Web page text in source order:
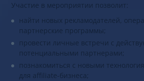
Участие в мероприятии позволит:
найти новых рекламодателей,
партнерские программы;
провести личные встречи с
потенциальными партнерами;
познакомиться с новыми
для affiliate-бизнеса;